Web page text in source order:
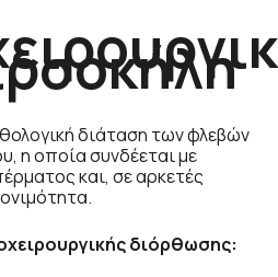
διάταση των φλεβών
η οποία συνδέεται με
και, σε αρκετές
διόρθωσης: